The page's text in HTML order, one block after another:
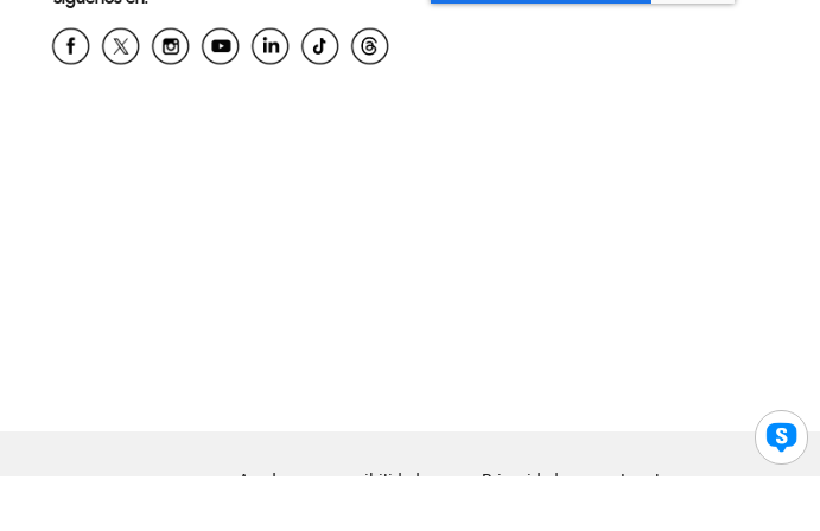
Ayuda para accesibilidad Privacidad Legal